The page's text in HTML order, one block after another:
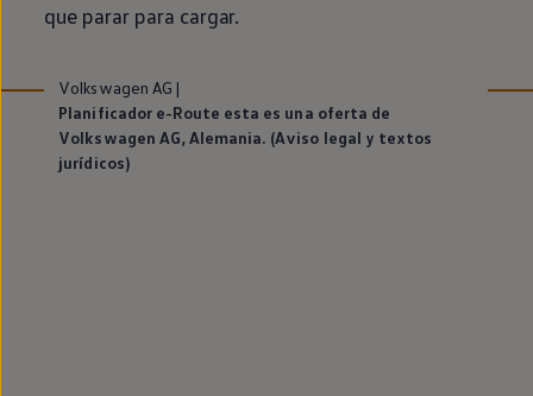
que parar para cargar.
Volkswagen AG |
Planificador e-Route esta es una oferta de
Volkswagen AG, Alemania. (Aviso legal y textos
jurídicos)